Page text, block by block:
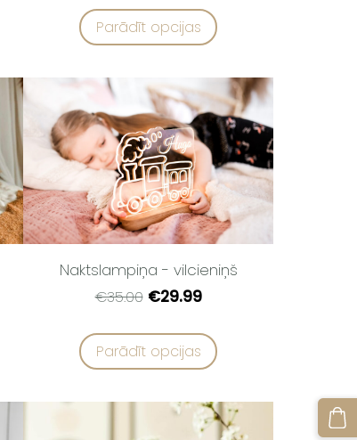
Parādīt opcijas
Naktslampiņa - vilcieniņš
€35.00 €29.99
Parādīt opcijas